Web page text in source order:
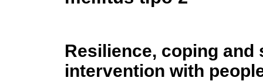
Resilience, coping
intervention with